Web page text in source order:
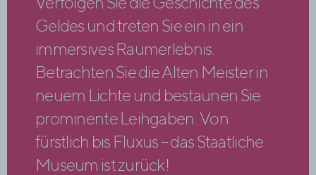
Verfolgen Sie die Geschichte des
Geldes und treten Sie ein in ein
immersives Raumerlebnis.
Betrachten Sie die Alten Meister in
neuem Lichte und bestaunen Sie
prominente Leihgaben. Von
fürstlich bis Fluxus – das Staatliche
Museum ist zurück!